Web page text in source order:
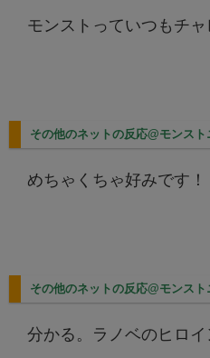
モンストっていつもチ
その他のネットの反応@モンスト
めちゃくちゃ好みです！
その他のネットの反応@モンスト
分かる。ラノベのヒロイ